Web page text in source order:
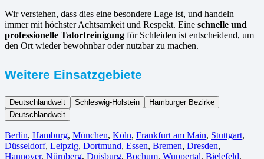
Wir verstehen, dass dies eine besondere Lage ist, und handeln
immer mit höchster Achtsamkeit und Respekt. Eine schnelle und
professionelle Tatortreinigung für Schleiden ist entscheidend, um
den Ort wieder bewohnbar oder nutzbar zu machen.
Weitere Einsatzgebiete
Deutschlandweit Schleswig-Holstein
Hamburger Bezirke
Deutschlandweit
Berlin⁠, Hamburg, München, Köln⁠, Frankfurt am Main, Stuttgart,
Düsseldorf, Leipzig, Dortmund, Essen, Bremen, Dresden,
Hannover, Nürnberg, Duisburg⁠, Bochum, Wuppertal⁠, Bielefeld⁠,